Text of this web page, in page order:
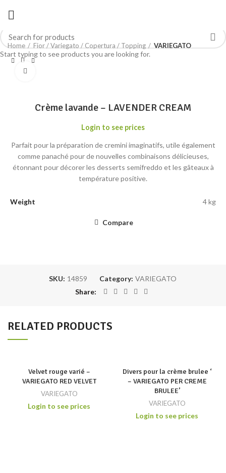
Home Fior / Variegato / Copertura / Topping VARIEGATO
Crème lavande – LAVENDER CREAM
Login to see prices
Parfait pour la préparation de cremini imaginatifs, utile également
comme panaché pour de nouvelles combinaisons délicieuses,
étonnant pour décorer les desserts semifreddo et les gâteaux à
température positive.
Weight 4 kg
Compare
SKU: 14859 Category: VARIEGATO
Share
RELATED PRODUCTS
Velvet rouge varié –
VARIEGATO RED VELVET
VARIEGATO
Login to see prices
Divers pour la crème brulee ‘
– VARIEGATO PER CREME
BRULEE’
VARIEGATO
Login to see prices
Start typing to see products you are looking for.